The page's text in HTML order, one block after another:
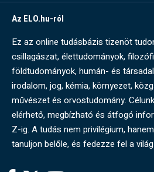
Az ELO.hu-ról
Ez az online tudásbázis tizenöt
csillagászat, élettudományok,
földtudományok, humán- és
irodalom, jog, kémia, környezet,
művészet és orvostudomány.
elérhető, megbízható és átfogó
Z-ig. A tudás nem privilégium,
tanuljon belőle, és fedezze fel a